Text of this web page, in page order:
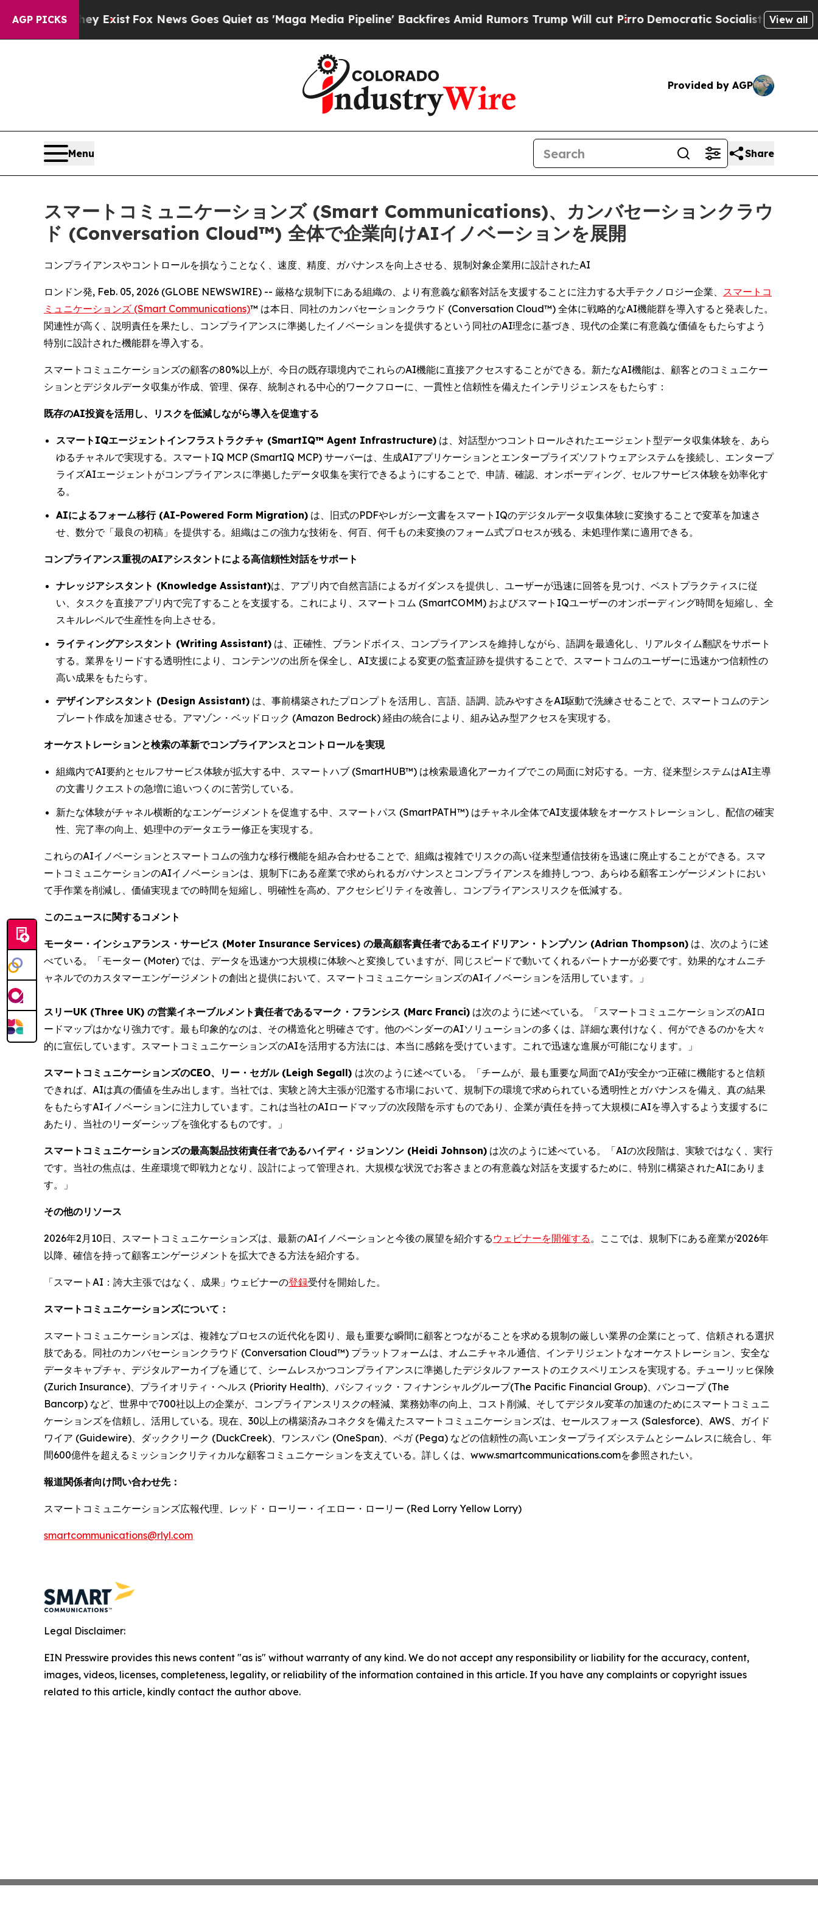
AGP PICKS
They ExistFox News Goes Quiet as 'Maga Media Pipeline' Backfires Amid Rumors Trump Will cut PirroDemocratic Socialists of America View all
Provided by AGP
Menu Share
スマートコミュニケーションズ (Smart Communications)、カンバセーションクラウ
ド (Conversation Cloud™) 全体で企業向けAIイノベーションを展開
コンプライアンスやコントロールを損なうことなく、速度、精度、ガバナンスを向上させる、規制対象企業用に設計されたAI
ロンドン発, Feb. 05, 2026 (GLOBE NEWSWIRE) -- 厳格な規制下にある組織の、より有意義な顧客対話を支援することに注力する大手テクノロジー企業、 スマートコ
ミュニケーションズ (Smart Communications)™ は本日、同社のカンバセーションクラウド (Conversation Cloud™) 全体に戦略的なAI機能群を導入すると発表した。
関連性が高く、説明責任を果たし、コンプライアンスに準拠したイノベーションを提供するという同社のAI理念に基づき、現代の企業に有意義な価値をもたらすよう
特別に設計された機能群を導入する。
スマートコミュニケーションズの顧客の80%以上が、今日の既存環境内でこれらのAI機能に直接アクセスすることができる。新たなAI機能は、顧客とのコミュニケー
ションとデジタルデータ収集が作成、管理、保存、統制される中心的ワークフローに、一貫性と信頼性を備えたインテリジェンスをもたらす：
既存のAI投資を活用し、リスクを低減しながら導入を促進する
スマートIQエージェントインフラストラクチャ (SmartIQ™ Agent Infrastructure) は、対話型かつコントロールされたエージェント型データ収集体験を、あら
ゆるチャネルで実現する。スマートIQ MCP (SmartIQ MCP) サーバーは、生成AIアプリケーションとエンタープライズソフトウェアシステムを接続し、エンタープ
ライズAIエージェントがコンプライアンスに準拠したデータ収集を実行できるようにすることで、申請、確認、オンボーディング、セルフサービス体験を効率化す
る。
AIによるフォーム移行 (AI-Powered Form Migration) は、旧式のPDFやレガシー文書をスマートIQのデジタルデータ収集体験に変換することで変革を加速さ
せ、数分で「最良の初稿」を提供する。組織はこの強力な技術を、何百、何千もの未変換のフォーム式プロセスが残る、未処理作業に適用できる。
コンプライアンス重視のAIアシスタントによる高信頼性対話をサポート
ナレッジアシスタント (Knowledge Assistant)は、アプリ内で自然言語によるガイダンスを提供し、ユーザーが迅速に回答を見つけ、ベストプラクティスに従
い、タスクを直接アプリ内で完了することを支援する。これにより、スマートコム (SmartCOMM) およびスマートIQユーザーのオンボーディング時間を短縮し、全
スキルレベルで生産性を向上させる。
ライティングアシスタント (Writing Assistant) は、正確性、ブランドボイス、コンプライアンスを維持しながら、語調を最適化し、リアルタイム翻訳をサポート
する。業界をリードする透明性により、コンテンツの出所を保全し、AI支援による変更の監査証跡を提供することで、スマートコムのユーザーに迅速かつ信頼性の
高い成果をもたらす。
デザインアシスタント (Design Assistant) は、事前構築されたプロンプトを活用し、言語、語調、読みやすさをAI駆動で洗練させることで、スマートコムのテン
プレート作成を加速させる。アマゾン・ベッドロック (Amazon Bedrock) 経由の統合により、組み込み型アクセスを実現する。
オーケストレーションと検索の革新でコンプライアンスとコントロールを実現
組織内でAI要約とセルフサービス体験が拡大する中、スマートハブ (SmartHUB™) は検索最適化アーカイブでこの局面に対応する。一方、従来型システムはAI主導
の文書リクエストの急増に追いつくのに苦労している。
新たな体験がチャネル横断的なエンゲージメントを促進する中、スマートパス (SmartPATH™) はチャネル全体でAI支援体験をオーケストレーションし、配信の確実
性、完了率の向上、処理中のデータエラー修正を実現する。
これらのAIイノベーションとスマートコムの強力な移行機能を組み合わせることで、組織は複雑でリスクの高い従来型通信技術を迅速に廃止することができる。スマ
ートコミュニケーションのAIイノベーションは、規制下にある産業で求められるガバナンスとコンプライアンスを維持しつつ、あらゆる顧客エンゲージメントにおい
て手作業を削減し、価値実現までの時間を短縮し、明確性を高め、アクセシビリティを改善し、コンプライアンスリスクを低減する。
このニュースに関するコメント
モーター・インシュアランス・サービス (Moter Insurance Services) の最高顧客責任者であるエイドリアン・トンプソン (Adrian Thompson) は、次のように述
べている。「モーター (Moter) では、データを迅速かつ大規模に体験へと変換していますが、同じスピードで動いてくれるパートナーが必要です。効果的なオムニチ
ャネルでのカスタマーエンゲージメントの創出と提供において、スマートコミュニケーションズのAIイノベーションを活用しています。」
スリーUK (Three UK) の営業イネーブルメント責任者であるマーク・フランシス (Marc Franci) は次のように述べている。「スマートコミュニケーションズのAIロ
ードマップはかなり強力です。最も印象的なのは、その構造化と明確さです。他のベンダーのAIソリューションの多くは、詳細な裏付けなく、何ができるのかを大々
的に宣伝しています。スマートコミュニケーションズのAIを活用する方法には、本当に感銘を受けています。これで迅速な進展が可能になります。」
スマートコミュニケーションズのCEO、リー・セガル (Leigh Segall) は次のように述べている。「チームが、最も重要な局面でAIが安全かつ正確に機能すると信頼
できれば、AIは真の価値を生み出します。当社では、実験と誇大主張が氾濫する市場において、規制下の環境で求められている透明性とガバナンスを備え、真の結果
をもたらすAIイノベーションに注力しています。これは当社のAIロードマップの次段階を示すものであり、企業が責任を持って大規模にAIを導入するよう支援するに
あたり、当社のリーダーシップを強化するものです。」
スマートコミュニケーションズの最高製品技術責任者であるハイディ・ジョンソン (Heidi Johnson) は次のように述べている。「AIの次段階は、実験ではなく、実行
です。当社の焦点は、生産環境で即戦力となり、設計によって管理され、大規模な状況でお客さまとの有意義な対話を支援するために、特別に構築されたAIにありま
す。」
その他のリソース
2026年2月10日、スマートコミュニケーションズは、最新のAIイノベーションと今後の展望を紹介する ウェビナーを開催する 。ここでは、規制下にある産業が2026年
以降、確信を持って顧客エンゲージメントを拡大できる方法を紹介する。
「スマートAI：誇大主張ではなく、成果」ウェビナーの登録受付を開始した。
スマートコミュニケーションズについて：
スマートコミュニケーションズは、複雑なプロセスの近代化を図り、最も重要な瞬間に顧客とつながることを求める規制の厳しい業界の企業にとって、信頼される選択
肢である。同社のカンバセーションクラウド (Conversation Cloud™) プラットフォームは、オムニチャネル通信、インテリジェントなオーケストレーション、安全な
データキャプチャ、デジタルアーカイブを通じて、シームレスかつコンプライアンスに準拠したデジタルファーストのエクスペリエンスを実現する。チューリッヒ保険
(Zurich Insurance)、プライオリティ・ヘルス (Priority Health)、パシフィック・フィナンシャルグループ(The Pacific Financial Group)、バンコープ (The
Bancorp) など、世界中で700社以上の企業が、コンプライアンスリスクの軽減、業務効率の向上、コスト削減、そしてデジタル変革の加速のためにスマートコミュニ
ケーションズを信頼し、活用している。現在、30以上の構築済みコネクタを備えたスマートコミュニケーションズは、セールスフォース (Salesforce)、AWS、ガイド
ワイア (Guidewire)、ダッククリーク (DuckCreek)、ワンスパン (OneSpan)、ペガ (Pega) などの信頼性の高いエンタープライズシステムとシームレスに統合し、年
間600億件を超えるミッションクリティカルな顧客コミュニケーションを支えている。詳しくは、www.smartcommunications.comを参照されたい。
報道関係者向け問い合わせ先：
スマートコミュニケーションズ広報代理、レッド・ローリー・イエロー・ローリー (Red Lorry Yellow Lorry)
smartcommunications@rlyl.com
Legal Disclaimer:
EIN Presswire provides this news content "as is" without warranty of any kind. We do not accept any responsibility or liability for the accuracy, content,
images, videos, licenses, completeness, legality, or reliability of the information contained in this article. If you have any complaints or copyright issues
related to this article, kindly contact the author above.